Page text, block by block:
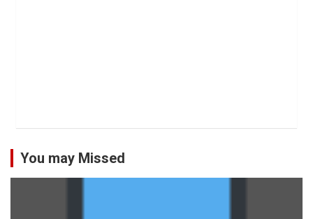
You may Missed